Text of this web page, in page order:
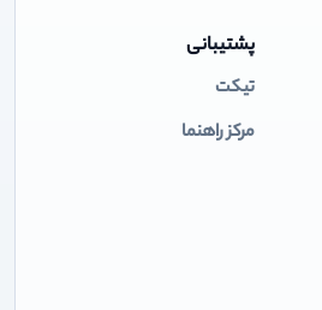
پشتیبانی
تیکت
مرکز راهنما